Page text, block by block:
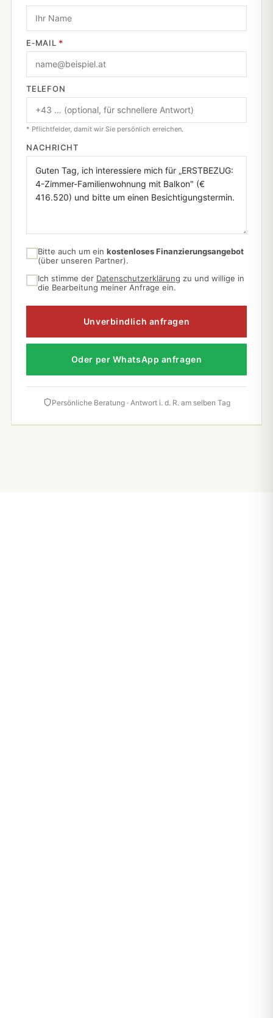
E‑MAIL *
TELEFON
* Pflichtfelder, damit wir Sie persönlich erreichen.
NACHRICHT
Bitte auch um ein kostenloses Finanzierungsangebot
(über unseren Partner).
Ich stimme der Datenschutzerklärung zu und willige in
die Bearbeitung meiner Anfrage ein.
Unverbindlich anfragen
Oder per WhatsApp anfragen
Persönliche Beratung · Antwort i. d. R. am selben Tag